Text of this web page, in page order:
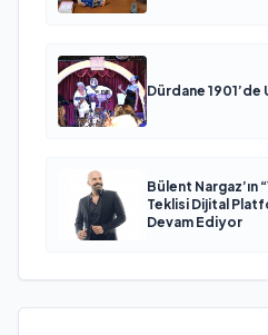
Dürdane 1901’de
Bülent Nargaz’ın
Teklisi Dijital
Devam Ediyor